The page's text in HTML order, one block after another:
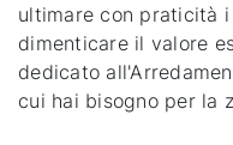
ultimare con praticità
dimenticare il valore
dedicato
cui hai bisogno per la